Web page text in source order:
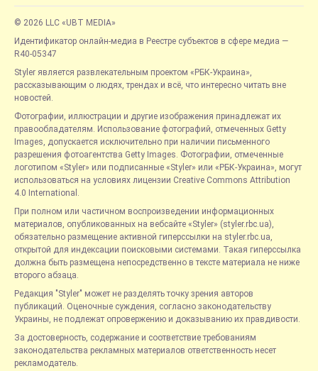
© 2026 LLC «UBT MEDIA»
Идентификатор онлайн-медиа в Реестре субъектов в сфере медиа —
R40-05347
Styler является развлекательным проектом «РБК-Украина»,
рассказывающим о людях, трендах и всё, что интересно читать вне
новостей.
Фотографии, иллюстрации и другие изображения принадлежат их
правообладателям. Использование фотографий, отмеченных Getty
Images, допускается исключительно при наличии письменного
разрешения фотоагентства Getty Images. Фотографии, отмеченные
логотипом «Styler» или подписанные «Styler» или «РБК-Украина», могут
использоваться на условиях лицензии Creative Commons Attribution
4.0 International.
При полном или частичном воспроизведении информационных
материалов, опубликованных на вебсайте «Styler» (styler.rbc.ua),
обязательно размещение активной гиперссылки на styler.rbc.ua,
открытой для индексации поисковыми системами. Такая гиперссылка
должна быть размещена непосредственно в тексте материала не ниже
второго абзаца.
Редакция "Styler" может не разделять точку зрения авторов
публикаций. Оценочные суждения, согласно законодательству
Украины, не подлежат опровержению и доказыванию их правдивости.
За достоверность, содержание и соответствие требованиям
законодательства рекламных материалов ответственность несет
рекламодатель.